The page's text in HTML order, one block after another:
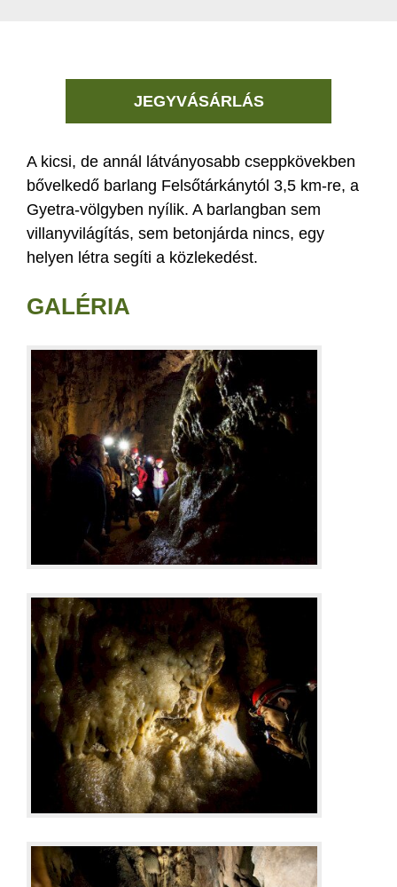
JEGYVÁSÁRLÁS
A kicsi, de annál látványosabb cseppkövekben
bővelkedő barlang Felsőtárkánytól 3,5 km-re, a
Gyetra-völgyben nyílik. A barlangban sem
villanyvilágítás, sem betonjárda nincs, egy
helyen létra segíti a közlekedést.
GALÉRIA